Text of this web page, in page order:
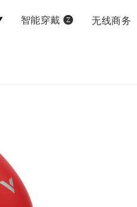
智能穿戴 无线商务